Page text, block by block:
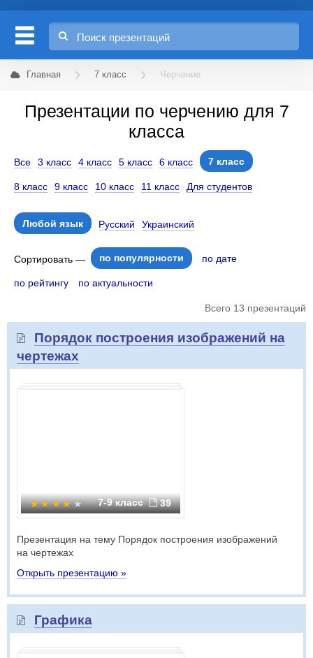
Главная 7 класс Черчение
Презентации по черчению для 7
класса
Все 3 класс 4 класс 5 класс 6 класс 7 класс
8 класс 9 класс 10 класс 11 класс Для студентов
Любой язык Русский Украинский
Сортировать — по популярности по дате
по рейтингу по актуальности
Всего 13 презентаций
Порядок построения изображений на
чертежах
7-9 класс 39
Презентация на тему Порядок построения изображений
на чертежах
Открыть презентацию »
Графика